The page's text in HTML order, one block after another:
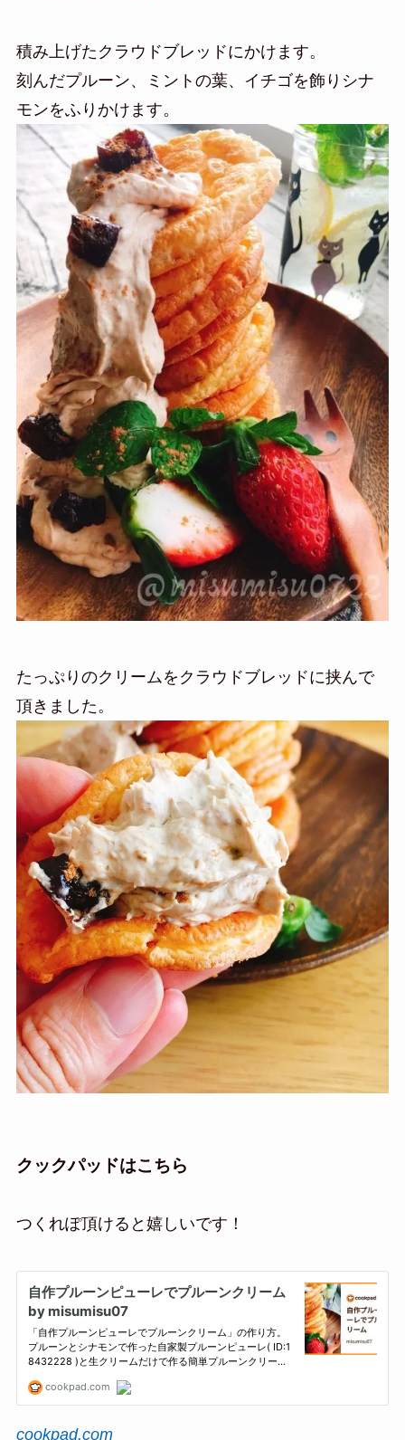
積み上げたクラウドブレッドにかけます。
刻んだプルーン、ミントの葉、イチゴを飾りシナ
モンをふりかけます。
たっぷりのクリームをクラウドブレッドに挟んで
頂きました。
クックパッドはこちら
つくれぽ頂けると嬉しいです！
cookpad.com